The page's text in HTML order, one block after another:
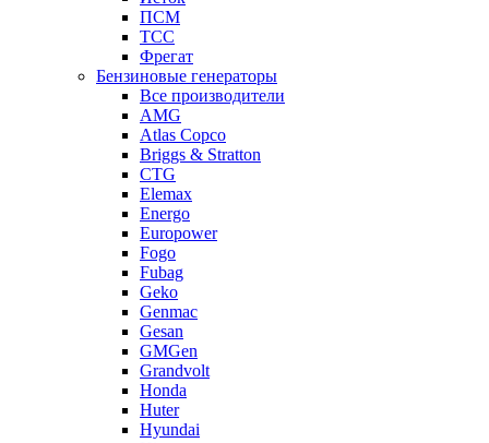
ПСМ
ТСС
Фрегат
Бензиновые генераторы
Все производители
AMG
Atlas Copco
Briggs & Stratton
CTG
Elemax
Energo
Europower
Fogo
Fubag
Geko
Genmac
Gesan
GMGen
Grandvolt
Honda
Huter
Hyundai